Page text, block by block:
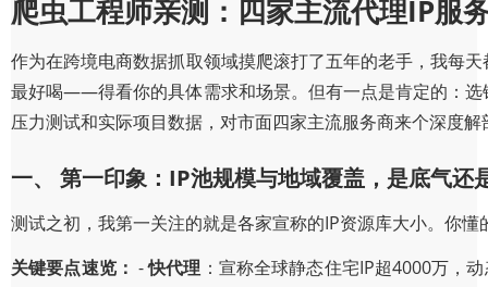
爬虫工程师亲测：四家主流代理IP服
作为在跨境电商数据抓取领域摸爬滚打了五年的老手，我每
最好喝——得看你的具体需求和场景。但有一点是肯定的：选
压力测试和实际项目数据，对市面四家主流服务商来个深度
一、 第一印象：IP池规模与地域覆盖，是底气还
测试之初，我第一关注的就是各家宣称的IP资源库大小。你
关键要点速览： -快代理 ：宣称全球静态住宅IP超4000万，